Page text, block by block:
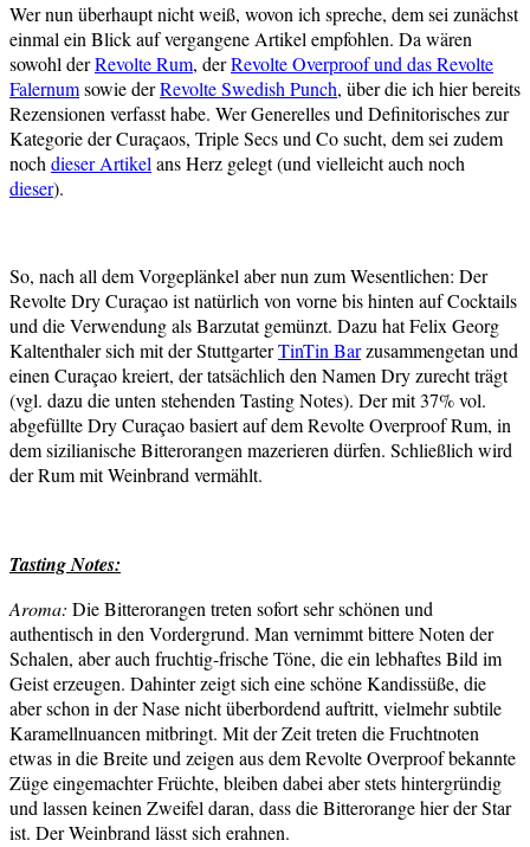
Wer nun überhaupt nicht weiß, wovon ich spreche, dem sei zunächst
einmal ein Blick auf vergangene Artikel empfohlen. Da wären
sowohl derRevolte Rum, derRevolte Overproof und das Revolte
Falernumsowie derRevolte Swedish Punch, über die ich hier bereits
Rezensionen verfasst habe. Wer Generelles und Definitorisches zur
Kategorie der Curaçaos, Triple Secs und Co sucht, dem sei zudem
nochdieser Artikelans Herz gelegt (und vielleicht auch noch
dieser).
So, nach all dem Vorgeplänkel aber nun zum Wesentlichen: Der
Revolte Dry Curaçao ist natürlich von vorne bis hinten auf Cocktails
und die Verwendung als Barzutat gemünzt. Dazu hat Felix Georg
Kaltenthaler sich mit der StuttgarterTinTin Barzusammengetan und
einen Curaçao kreiert, der tatsächlich den Namen Dry zurecht trägt
(vgl. dazu die unten stehenden Tasting Notes). Der mit 37% vol.
abgefüllte Dry Curaçao basiert auf dem Revolte Overproof Rum, in
dem sizilianische Bitterorangen mazerieren dürfen. Schließlich wird
der Rum mit Weinbrand vermählt.
Tasting Notes:
Aroma: Die Bitterorangen treten sofort sehr schönen und
authentisch in den Vordergrund. Man vernimmt bittere Noten der
Schalen, aber auch fruchtig-frische Töne, die ein lebhaftes Bild im
Geist erzeugen. Dahinter zeigt sich eine schöne Kandissüße, die
aber schon in der Nase nicht überbordend auftritt, vielmehr subtile
Karamellnuancen mitbringt. Mit der Zeit treten die Fruchtnoten
etwas in die Breite und zeigen aus dem Revolte Overproof bekannte
Züge eingemachter Früchte, bleiben dabei aber stets hintergründig
und lassen keinen Zweifel daran, dass die Bitterorange hier der Star
ist. Der Weinbrand lässt sich erahnen.